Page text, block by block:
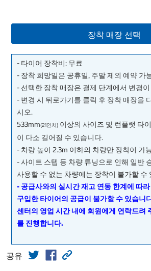
장착 매장 선택
- 타이어 장착비: 무료
- 장착 희망일은 공휴일, 주말 제외 예약 가
- 선택한 장착 매장은 결제 단계에서 변경
- 변경 시 뒤로가기를 클릭 후 장착 매장을
시오.
533mm(21인치) 이상의 사이즈 및 런플랫 타
이 다소 길어질 수 있습니다.
- 차량 높이 2.3m 이하의 차량만 장착이 가
- 사이트 스텝 등 차량 튜닝으로 인해 일반
사용할 수 없는 차량에는 장착이 불가할 수
- 공급사와의 실시간 재고 연동 한계에 따라
구입한 타이어의 공급이 불가할 수 있습니
센터의 영업 시간 내에 회원에게 연락드려
를 진행합니다.
공유